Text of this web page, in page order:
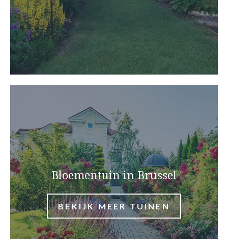
Bloementuin in Brussel
BEKIJK MEER TUINEN